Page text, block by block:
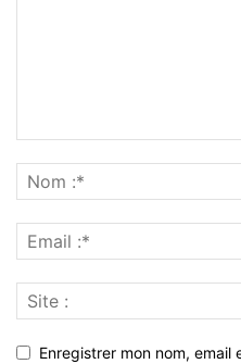
Enregistrer mon nom,